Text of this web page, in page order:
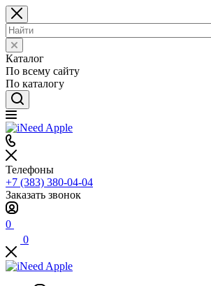
Каталог
По всему сайту
По каталогу
Телефоны
+7 (383) 380-04-04
Заказать звонок
0
0